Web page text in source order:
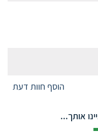
הוסף חוות דעת
אותך...